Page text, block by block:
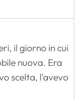
il giorno in cui
nuova. Era
scelta, l'avevo